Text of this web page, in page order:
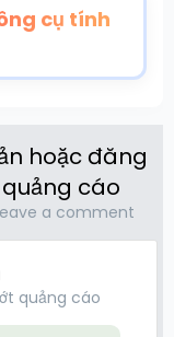
cụ tính
hoặc đăng
cáo
a comment
quảng cáo